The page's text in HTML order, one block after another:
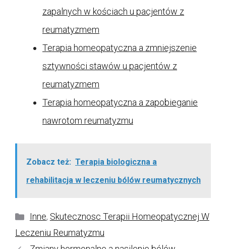
zapalnych w kościach u pacjentów z
reumatyzmem
Terapia homeopatyczna a zmniejszenie
sztywności stawów u pacjentów z
reumatyzmem
Terapia homeopatyczna a zapobieganie
nawrotom reumatyzmu
Zobacz też: Terapia biologiczna a
rehabilitacja w leczeniu bólów reumatycznych
Kategorie
Inne, Skutecznosc Terapii Homeopatycznej W
Leczeniu Reumatyzmu